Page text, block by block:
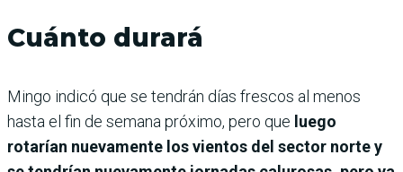
Cuánto durará
Mingo indicó que se tendrán días frescos al menos
hasta el fin de semana próximo, pero que luego
rotarían nuevamente los vientos del sector norte y